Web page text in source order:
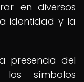
en diversos
identidad y la
presencia del
los símbolos